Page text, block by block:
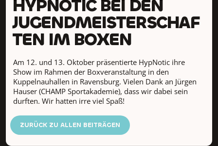
HYPNOTIC BEI DEN
JUGENDMEISTERSCHAF
TEN IM BOXEN
Am 12. und 13. Oktober präsentierte HypNotic ihre
Show im Rahmen der Boxveranstaltung in den
Kuppelnauhallen in Ravensburg. Vielen Dank an Jürgen
Hauser (CHAMP Sportakademie), dass wir dabei sein
durften. Wir hatten irre viel Spaß!
ZURÜCK ZU ALLEN BEITRÄGEN